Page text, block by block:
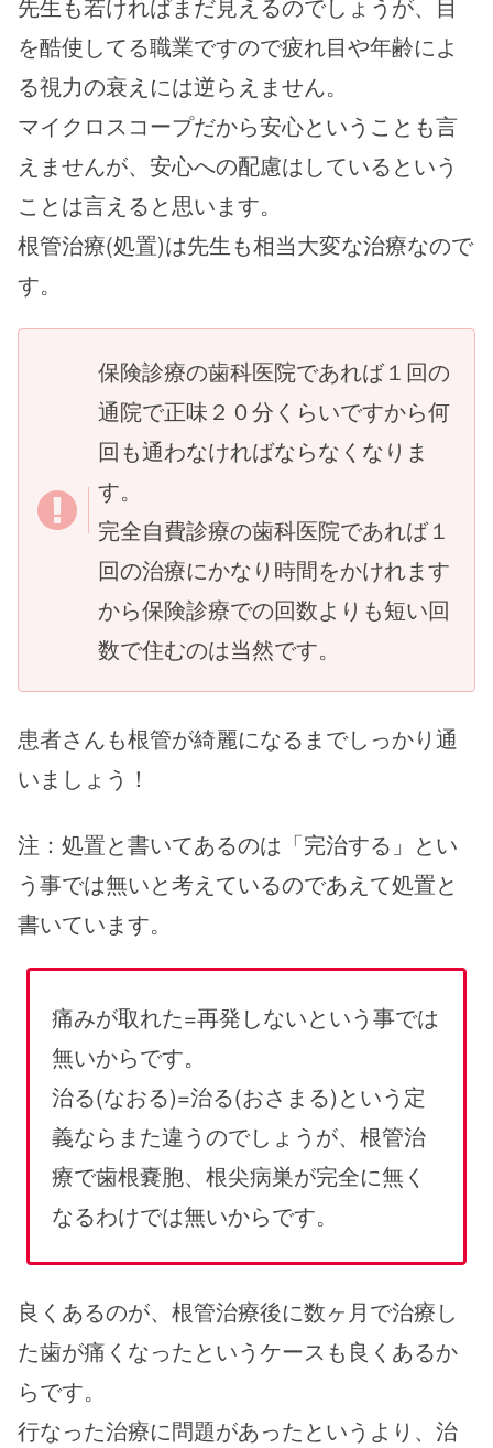
先生も若ければまだ見えるのでしょうが、目
を酷使してる職業ですので疲れ目や年齢によ
る視力の衰えには逆らえません。
マイクロスコープだから安心ということも言
えませんが、安心への配慮はしているという
ことは言えると思います。
根管治療(処置)は先生も相当大変な治療なので
す。
保険診療の歯科医院であれば１回の
通院で正味２０分くらいですから何
回も通わなければならなくなりま
す。
完全自費診療の歯科医院であれば１
回の治療にかなり時間をかけれます
から保険診療での回数よりも短い回
数で住むのは当然です。
患者さんも根管が綺麗になるまでしっかり通
いましょう！
注：処置と書いてあるのは「完治する」とい
う事では無いと考えているのであえて処置と
書いています。
痛みが取れた=再発しないという事では
無いからです。
治る(なおる)=治る(おさまる)という定
義ならまた違うのでしょうが、根管治
療で歯根嚢胞、根尖病巣が完全に無く
なるわけでは無いからです。
良くあるのが、根管治療後に数ヶ月で治療し
た歯が痛くなったというケースも良くあるか
らです。
行なった治療に問題があったというより、治